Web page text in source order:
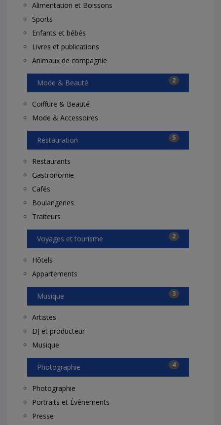
Alimentation et Boissons
Sports
Enfants et bébés
Livres et publications
Animaux de compagnie
2
Mode & Beauté
Coiffure & Beauté
Mode & Accessoires
5
Restauration
Restaurants
Gastronomie
Cafés
Boulangeries
Traiteurs
2
Voyages et tourisme
Hôtels
Appartements
3
Musique
Artistes
DJ et producteur
Musique
4
Photographie
Photographie
Portraits et Événements
Presse